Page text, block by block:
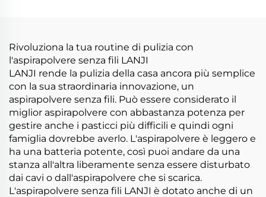
Rivoluziona la tua routine di pulizia con
l'aspirapolvere senza fili LANJI
LANJI rende la pulizia della casa ancora più semplice
con la sua straordinaria innovazione, un
aspirapolvere senza fili. Può essere considerato il
miglior aspirapolvere con abbastanza potenza per
gestire anche i pasticci più difficili e quindi ogni
famiglia dovrebbe averlo. L'aspirapolvere è leggero e
ha una batteria potente, così puoi andare da una
stanza all'altra liberamente senza essere disturbato
dai cavi o dall'aspirapolvere che si scarica.
L'aspirapolvere senza fili LANJI è dotato anche di un